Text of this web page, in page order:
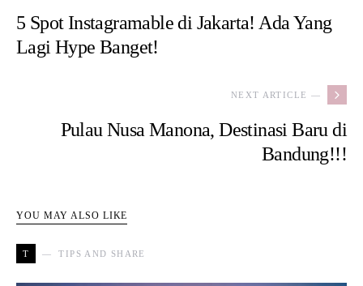
5 Spot Instagramable di Jakarta! Ada Yang
Lagi Hype Banget!
NEXT ARTICLE —
Pulau Nusa Manona, Destinasi Baru di
Bandung!!!
YOU MAY ALSO LIKE
T TIPS AND SHARE